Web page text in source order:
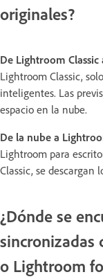
originales?
De Lightroom Classic
Lightroom Classic,
inteligentes. Las
espacio en la nube.
De la nube a
Lightroom para
Classic, se descargan
¿Dónde se
sincronizadas
o Lightroom